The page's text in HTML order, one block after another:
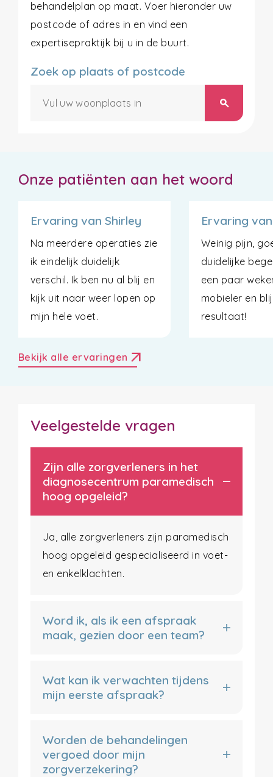
behandelplan op maat. Voer hieronder uw
postcode of adres in en vind een
expertisepraktijk bij u in de buurt.
Zoek op plaats of postcode
search
Onze patiënten aan het woord
Ervaring van Shirley
Na meerdere operaties zie
ik eindelijk duidelijk
verschil. Ik ben nu al blij en
kijk uit naar weer lopen op
mijn hele voet.
Ervaring
Weinig pijn,
duidelijke
een paar
mobieler en
resultaat!
Bekijk alle ervaringen arrow_outward
Veelgestelde vragen
Zijn alle zorgverleners in het
diagnosecentrum paramedisch
hoog opgeleid?
Ja, alle zorgverleners zijn paramedisch
hoog opgeleid gespecialiseerd in voet-
en enkelklachten.
Word ik, als ik een afspraak
maak, gezien door een team?
Wat kan ik verwachten tijdens
mijn eerste afspraak?
Worden de behandelingen
vergoed door mijn
zorgverzekering?